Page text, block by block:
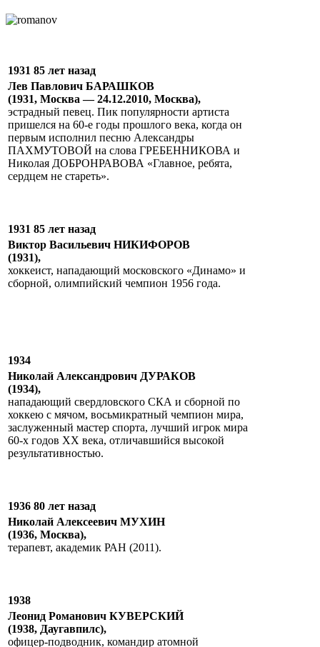
1931 85 лет назад
Лев Павлович БАРАШКОВ
(1931, Москва — 24.12.2010, Москва),
эстрадный певец. Пик популярности артиста
пришелся на 60-е годы прошлого века, когда он
первым исполнил песню Александры
ПАХМУТОВОЙ на слова ГРЕБЕННИКОВА и
Николая ДОБРОНРАВОВА «Главное, ребята,
сердцем не стареть».
1931 85 лет назад
Виктор Васильевич НИКИФОРОВ
(1931),
хоккеист, нападающий московского «Динамо» и
сборной, олимпийский чемпион 1956 года.
1934
Николай Александрович ДУРАКОВ
(1934),
нападающий свердловского СКА и сборной по
хоккею с мячом, восьмикратный чемпион мира,
заслуженный мастер спорта, лучший игрок мира
60-х годов XX века, отличавшийся высокой
результативностью.
1936 80 лет назад
Николай Алексеевич МУХИН
(1936, Москва),
терапевт, академик РАН (2011).
1938
Леонид Романович КУВЕРСКИЙ
(1938, Даугавпилс),
офицер-подводник, командир атомной